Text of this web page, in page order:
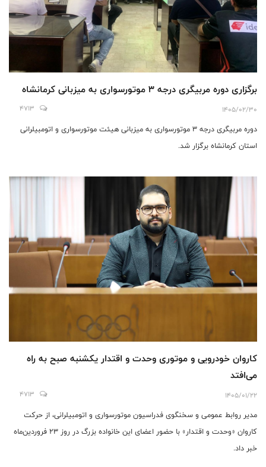
برگزاری دوره مربیگری درجه ۳ موتورسواری به میزبانی کرمانشاه
1405/02/30
4713
دوره مربیگری درجه ۳ موتورسواری به میزبانی هیئت موتورسواری و اتومبیلرانی
استان کرمانشاه برگزار شد.
کاروان خودرویی و موتوری وحدت و اقتدار یکشنبه صبح به راه
می‌افتد
1405/01/22
4713
مدیر روابط عمومی و سخنگوی فدراسیون موتورسواری و اتومبیلرانی، از حرکت
کاروان «وحدت و اقتدار» با حضور اعضای این خانواده بزرگ در روز ۲۳ فروردین‌ماه
خبر داد.